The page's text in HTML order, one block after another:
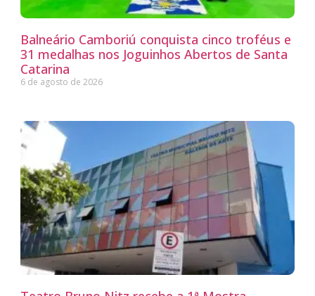
Balneário Camboriú conquista cinco troféus e
31 medalhas nos Joguinhos Abertos de Santa
Catarina
6 de agosto de 2026